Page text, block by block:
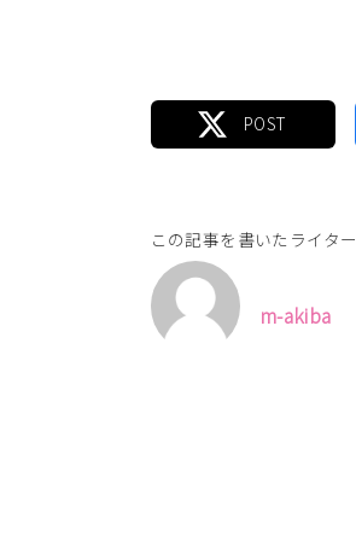
この記事を書いたライター
m-akiba